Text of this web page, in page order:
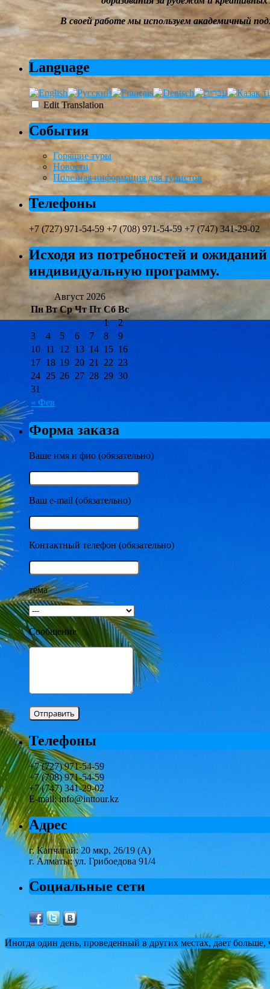
В своей работе мы используем академичный
Language
Edit Translation
События
Горящие туры
Новости
Полезная информация для туристов
Телефоны
+7 (727) 971-54-59 +7 (708) 971-54-59 +7 (747) 341-29-02
Исходя из потребностей и
индивидуальную программу.
Август 2026
Пн Вт Ср Чт Пт Сб Вс
« Фев
1
2
3
4 5 6 7 8
9
10 11 12 13 14 15 16
17 18 19 20 21 22 23
24 25 26 27 28 29 30
31
Форма заказа
Ваше имя и фио (обязательно)
Ваш e-mail (обязательно)
Контактный телефон (обязательно)
тема
Сообщение
Телефоны
+7 (727) 971-54-59
+7 (708) 971-54-59
+7 (747) 341-29-02
E-mail: info@inttour.kz
Адрес
г. Капчагай: 20 мкр, 26/19 (А)
г. Алматы: ул. Грибоедова 91/4
Социальные сети
Иногда один день, проведенный в других местах, дает